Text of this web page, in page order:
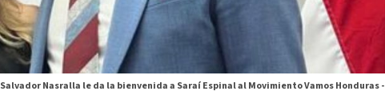
Salvador Nasralla le da la bienvenida a Saraí Espinal al Movimiento Vamos Honduras -